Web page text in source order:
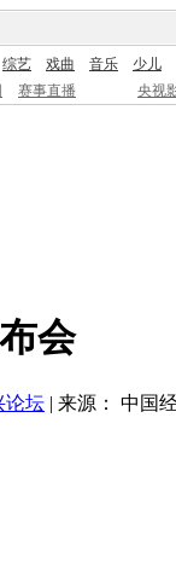
综艺 戏曲 音乐
少儿
赛事直播 央视
会
论坛 | 来源： 中国